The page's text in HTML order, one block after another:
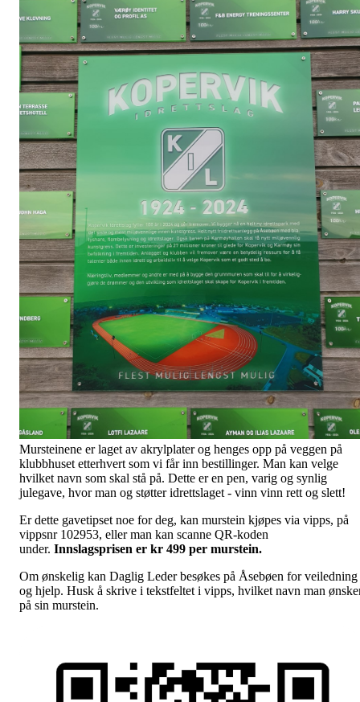
Mursteinene er laget av akrylplater og henges opp på veggen på
klubbhuset etterhvert som vi får inn bestillinger. Man kan velge
hvilket navn som skal stå på. Dette er en pen, varig og synlig
julegave, hvor man og støtter idrettslaget - vinn vinn rett og slett!
Er dette gavetipset noe for deg, kan murstein kjøpes via vipps, på
vippsnr 102953, eller man kan scanne QR-koden
under. Innslagsprisen er kr 499 per murstein.
Om ønskelig kan Daglig Leder besøkes på Åsebøen for veiledning
og hjelp. Husk å skrive i tekstfeltet i vipps, hvilket navn man
på sin murstein.